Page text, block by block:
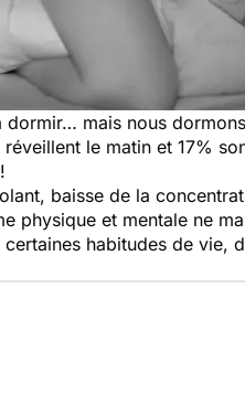
dormir… mais nous
le matin et 17%
baisse de la
physique et mentale ne
habitudes de vie,